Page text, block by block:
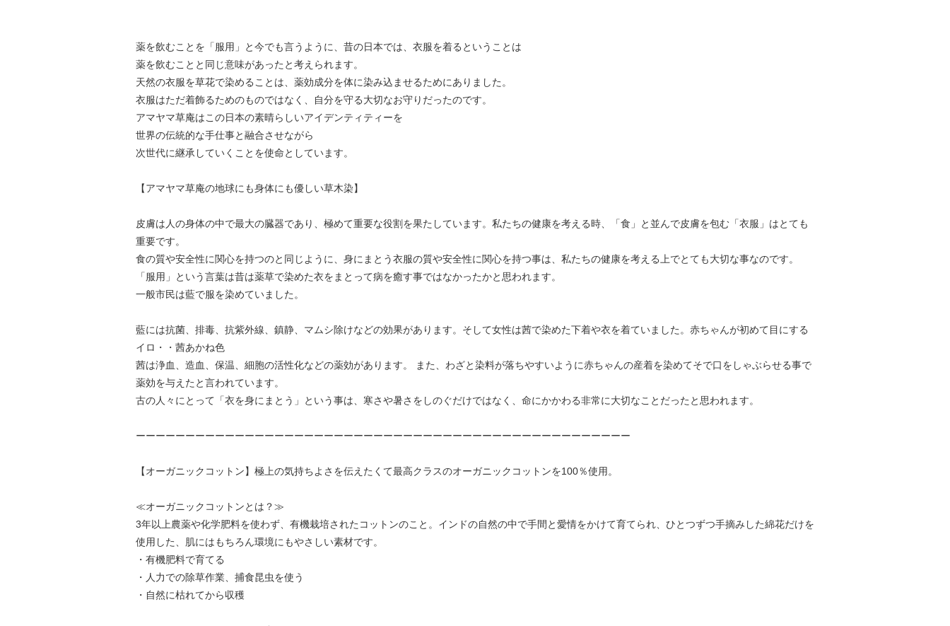
薬を飲むことを「服用」と今でも言うように、昔の日本では、衣服を着るということは
薬を飲むことと同じ意味があったと考えられます。
天然の衣服を草花で染めることは、薬効成分を体に染み込ませるためにありました。
衣服はただ着飾るためのものではなく、自分を守る大切なお守りだったのです。
アマヤマ草庵はこの日本の素晴らしいアイデンティティーを
世界の伝統的な手仕事と融合させながら
次世代に継承していくことを使命としています。
【アマヤマ草庵の地球にも身体にも優しい草木染】
皮膚は人の身体の中で最大の臓器であり、極めて重要な役割を果たしています。私たちの健康を考える時、「食」と並んで皮膚を包む「衣服」はとても
重要です。
食の質や安全性に関心を持つのと同じように、身にまとう衣服の質や安全性に関心を持つ事は、私たちの健康を考える上でとても大切な事なのです。
「服用」という言葉は昔は薬草で染めた衣をまとって病を癒す事ではなかったかと思われます。
一般市民は藍で服を染めていました。
藍には抗菌、排毒、抗紫外線、鎮静、マムシ除けなどの効果があります。そして女性は茜で染めた下着や衣を着ていました。赤ちゃんが初めて目にする
イロ・・茜あかね色
茜は浄血、造血、保温、細胞の活性化などの薬効があります。 また、わざと染料が落ちやすいように赤ちゃんの産着を染めてそで口をしゃぶらせる事で
薬効を与えたと言われています。
古の人々にとって「衣を身にまとう」という事は、寒さや暑さをしのぐだけではなく、命にかかわる非常に大切なことだったと思われます。
ーーーーーーーーーーーーーーーーーーーーーーーーーーーーーーーーーーーーーーーーーーーーーーーーーー
【オーガニックコットン】極上の気持ちよさを伝えたくて最高クラスのオーガニックコットンを100％使用。
≪オーガニックコットンとは？≫
3年以上農薬や化学肥料を使わず、有機栽培されたコットンのこと。インドの自然の中で手間と愛情をかけて育てられ、ひとつずつ手摘みした綿花だけを
使用した、肌にはもちろん環境にもやさしい素材です。
・有機肥料で育てる
・人力での除草作業、捕食昆虫を使う
・自然に枯れてから収穫